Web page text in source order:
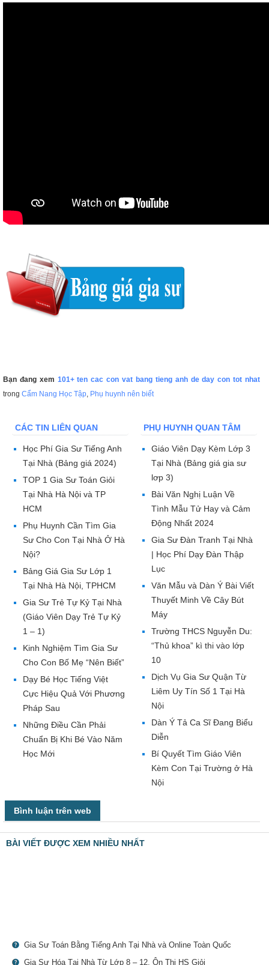
Bạn đang xem 101+ ten cac con vat bang tieng anh de day con tot nhat
trong Cẩm Nang Học Tập, Phụ huynh nên biết
CÁC TIN LIÊN QUAN
Học Phí Gia Sư Tiếng Anh
Tại Nhà (Bảng giá 2024)
TOP 1 Gia Sư Toán Giỏi
Tại Nhà Hà Nội và TP
HCM
Phụ Huynh Cần Tìm Gia
Sư Cho Con Tại Nhà Ở Hà
Nội?
Bảng Giá Gia Sư Lớp 1
Tại Nhà Hà Nội, TPHCM
Gia Sư Trẻ Tự Kỷ Tại Nhà
(Giáo Viên Dạy Trẻ Tự Kỷ
1 – 1)
Kinh Nghiệm Tìm Gia Sư
Cho Con Bố Mẹ “Nên Biết”
Dạy Bé Học Tiếng Việt
Cực Hiệu Quả Với Phương
Pháp Sau
Những Điều Cần Phải
Chuẩn Bị Khi Bé Vào Năm
Học Mới
PHỤ HUYNH QUAN TÂM
Giáo Viên Dạy Kèm Lớp 3
Tại Nhà (Bảng giá gia sư
lơp 3)
Bài Văn Nghị Luận Về
Tình Mẫu Tử Hay và Cảm
Động Nhất 2024
Gia Sư Đàn Tranh Tại Nhà
| Học Phí Dạy Đàn Thập
Lục
Văn Mẫu và Dàn Ý Bài Viết
Thuyết Minh Về Cây Bút
Máy
Trường THCS Nguyễn Du:
“Thủ khoa” kì thi vào lớp
10
Dịch Vụ Gia Sư Quận Từ
Liêm Uy Tín Số 1 Tại Hà
Nội
Dàn Ý Tả Ca Sĩ Đang Biểu
Diễn
Bí Quyết Tìm Giáo Viên
Kèm Con Tại Trường ở Hà
Nội
Bình luận trên web
BÀI VIẾT ĐƯỢC XEM NHIỀU NHẤT
Gia Sư Toán Bằng Tiếng Anh Tại Nhà và Online Toàn Quốc
Gia Sư Hóa Tại Nhà Từ Lớp 8 – 12, Ôn Thi HS Giỏi